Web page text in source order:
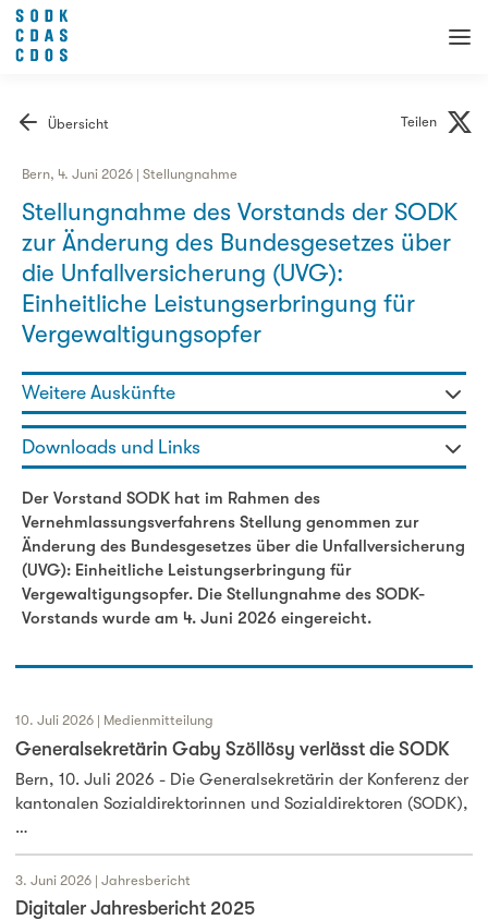
Übersicht Teilen
Bern, 4. Juni 2026 | Stellungnahme
Stellungnahme des Vorstands der SODK
zur Änderung des Bundesgesetzes über
die Unfallversicherung (UVG):
Einheitliche Leistungserbringung für
Vergewaltigungsopfer
Weitere Auskünfte
Martin Allemann - Fachbereichsleiter
031 320 29 97
Downloads und Links
Stellungnahme Vorstand SODK zur Änderung des UVG
Der Vorstand SODK hat im Rahmen des
Vernehmlassungsverfahrens Stellung genommen zur
Änderung des Bundesgesetzes über die Unfallversicherung
(UVG): Einheitliche Leistungserbringung für
Vergewaltigungsopfer. Die Stellungnahme des SODK-
Vorstands wurde am 4. Juni 2026 eingereicht.
10. Juli 2026 | Medienmitteilung
Generalsekretärin Gaby Szöllösy verlässt die SODK
Bern, 10. Juli 2026 - Die Generalsekretärin der Konferenz der
kantonalen Sozialdirektorinnen und Sozialdirektoren (SODK),
…
3. Juni 2026 | Jahresbericht
Digitaler Jahresbericht 2025